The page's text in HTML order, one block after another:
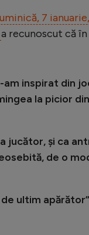
7
a recunoscut că
inspirat din
la picior
și ca
de o
ultim apărător”